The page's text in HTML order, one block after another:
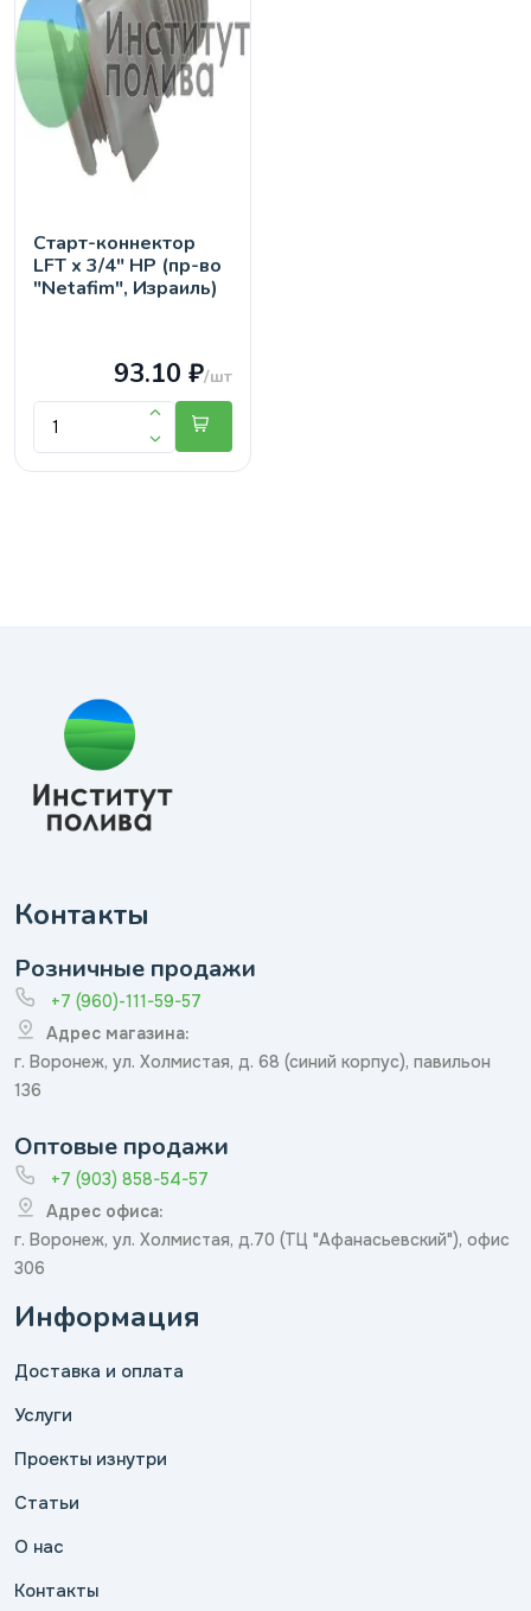
Старт-коннектор
LFT х 3/4" НР (пр-во
"Netafim", Израиль)
93.10 ₽/шт
Контакты
Розничные продажи
+7 (960)-111-59-57
Адрес магазина:
г. Воронеж, ул. Холмистая, д. 68 (синий корпус), павильон
136
Оптовые продажи
+7 (903) 858-54-57
Адрес офиса:
г. Воронеж, ул. Холмистая, д.70 (ТЦ "Афанасьевский"), офис
306
Информация
Доставка и оплата
Услуги
Проекты изнутри
Статьи
О нас
Контакты